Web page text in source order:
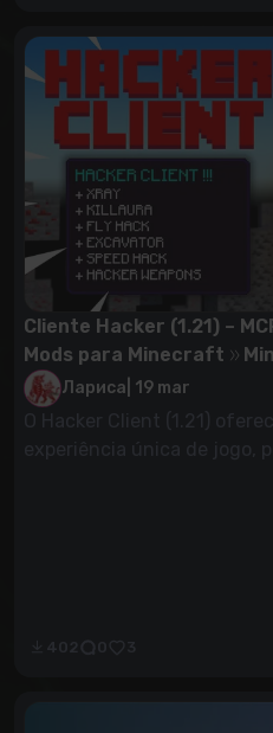
Cliente Hacker (1.21) –
Mods para Minecraft
Лариса 19 mar
O Hacker Client (1.21)
experiência única de jogo,